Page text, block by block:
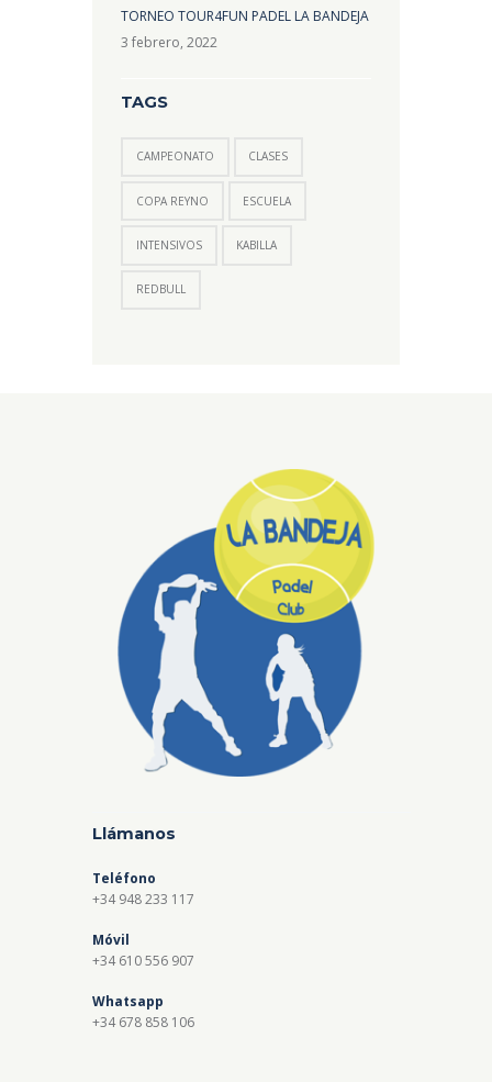
TORNEO TOUR4FUN PADEL LA BANDEJA
3 febrero, 2022
TAGS
CAMPEONATO CLASES
COPA REYNO ESCUELA
INTENSIVOS KABILLA
REDBULL
Llámanos
Teléfono
+34 948 233 117
Móvil
+34 610 556 907
Whatsapp
+34 678 858 106